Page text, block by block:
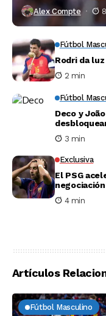
Alex Compte
Fútbol
Rodri da
2 min
Fútbol
Deco y
3 min
Exclusiva
El PSG
4 min
Artículos
Fútbol Masculino